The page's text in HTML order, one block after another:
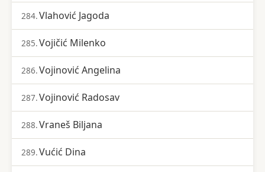
284.Vlahović Jagoda
285.Vojičić Milenko
286.Vojinović Angelina
287.Vojinović Radosav
288.Vraneš Biljana
289.Vućić Dina